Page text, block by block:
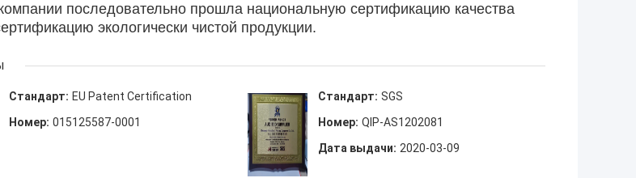
последовательно прошла национальную сертификацию качества
экологически чистой продукции.
Стандарт: EU Patent Certification
Номер: 015125587-0001
Стандарт: SGS
Номер: QIP-AS1202081
Дата выдачи: 2020-03-09